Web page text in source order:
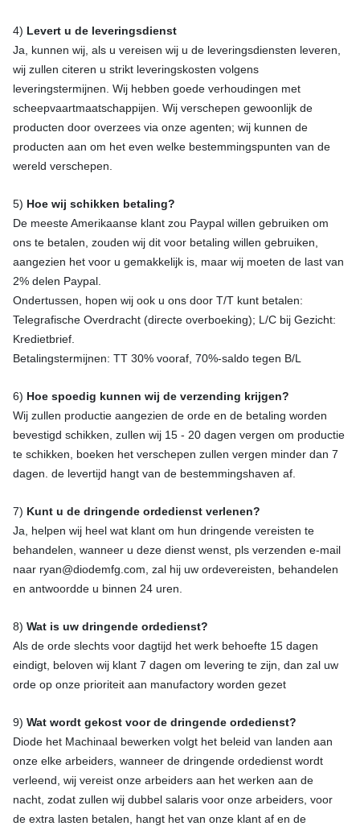
4) Levert u de leveringsdienst
Ja, kunnen wij, als u vereisen wij u de leveringsdiensten leveren,
wij zullen citeren u strikt leveringskosten volgens
leveringstermijnen. Wij hebben goede verhoudingen met
scheepvaartmaatschappijen. Wij verschepen gewoonlijk de
producten door overzees via onze agenten; wij kunnen de
producten aan om het even welke bestemmingspunten van de
wereld verschepen.
5) Hoe wij schikken betaling?
De meeste Amerikaanse klant zou Paypal willen gebruiken om
ons te betalen, zouden wij dit voor betaling willen gebruiken,
aangezien het voor u gemakkelijk is, maar wij moeten de last van
2% delen Paypal.
Ondertussen, hopen wij ook u ons door T/T kunt betalen:
Telegrafische Overdracht (directe overboeking); L/C bij Gezicht:
Kredietbrief.
Betalingstermijnen: TT 30% vooraf, 70%-saldo tegen B/L
6) Hoe spoedig kunnen wij de verzending krijgen?
Wij zullen productie aangezien de orde en de betaling worden
bevestigd schikken, zullen wij 15 - 20 dagen vergen om productie
te schikken, boeken het verschepen zullen vergen minder dan 7
dagen. de levertijd hangt van de bestemmingshaven af.
7) Kunt u de dringende ordedienst verlenen?
Ja, helpen wij heel wat klant om hun dringende vereisten te
behandelen, wanneer u deze dienst wenst, pls verzenden e-mail
naar ryan@diodemfg.com, zal hij uw ordevereisten, behandelen
en antwoordde u binnen 24 uren.
8) Wat is uw dringende ordedienst?
Als de orde slechts voor dagtijd het werk behoefte 15 dagen
eindigt, beloven wij klant 7 dagen om levering te zijn, dan zal uw
orde op onze prioriteit aan manufactory worden gezet
9) Wat wordt gekost voor de dringende ordedienst?
Diode het Machinaal bewerken volgt het beleid van landen aan
onze elke arbeiders, wanneer de dringende ordedienst wordt
verleend, wij vereist onze arbeiders aan het werken aan de
nacht, zodat zullen wij dubbel salaris voor onze arbeiders, voor
de extra lasten betalen, hangt het van onze klant af en de